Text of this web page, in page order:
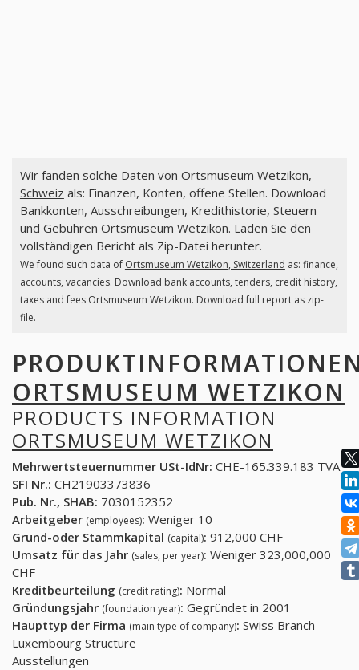
Wir fanden solche Daten von Ortsmuseum Wetzikon,
Schweiz als: Finanzen, Konten, offene Stellen. Download
Bankkonten, Ausschreibungen, Kredithistorie, Steuern
und Gebühren Ortsmuseum Wetzikon. Laden Sie den
vollständigen Bericht als Zip-Datei herunter.
We found such data of Ortsmuseum Wetzikon, Switzerland as: finance,
accounts, vacancies. Download bank accounts, tenders, credit history,
taxes and fees Ortsmuseum Wetzikon. Download full report as zip-
file.
ORTSMUSEUM WETZIKON
PRODUCTS INFORMATION
ORTSMUSEUM WETZIKON
Mehrwertsteuernummer USt-IdNr: CHE-165.339.183 TVA
SFI Nr.: CH21903373836
Pub. Nr., SHAB: 7030152352
Arbeitgeber (employees): Weniger 10
Grund-oder Stammkapital (capital): 912,000 CHF
Umsatz für das Jahr (sales, per year): Weniger 323,000,000
CHF
Kreditbeurteilung (credit rating): Normal
Gründungsjahr (foundation year): Gegründet in 2001
Haupttyp der Firma (main type of company): Swiss Branch-
Luxembourg Structure
Ausstellungen